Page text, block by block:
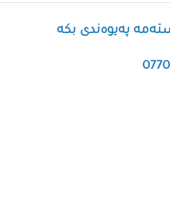
پەیوەندی بکە